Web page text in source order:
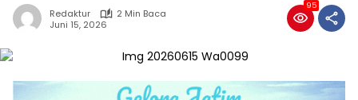
Redaktur
2 Min Baca
Juni 15, 2026
95